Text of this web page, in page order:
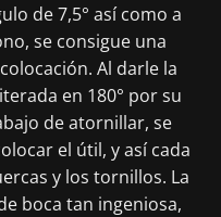
de 7,5° así como a
se consigue una
Al darle la
en 180° por su
de atornillar, se
el útil, y así cada
y los tornillos. La
boca tan ingeniosa,